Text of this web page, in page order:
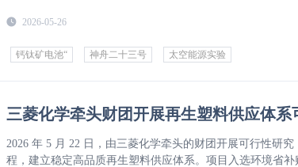
2026-05-26
钙钛矿电池“ 神舟二十三号 太空能源实验
三菱化学牵头财团开展再生塑料供应体系
2026 年 5 月 22 日，由三菱化学牵头的财团开展可行性研
程，建立稳定高品质再生塑料供应体系。项目入选环境省补